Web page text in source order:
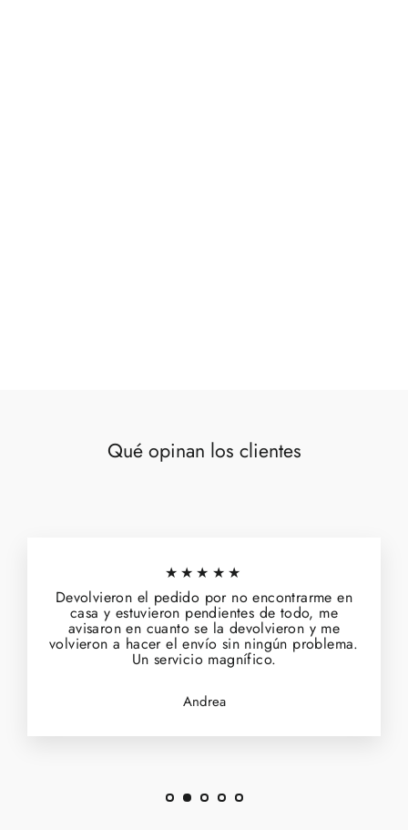
Qué opinan los clientes
★★★★★
Devolvieron el pedido por no encontrarme en
casa y estuvieron pendientes de todo, me
avisaron en cuanto se la devolvieron y me
volvieron a hacer el envío sin ningún problema.
Un servicio magnífico.
Andrea